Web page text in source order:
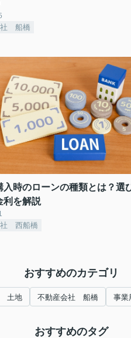
社 船橋
入時のローンの種類とは？選
利を解説
社 西船橋
おすすめのカテゴリ
土地 不動産会社 船橋 事
おすすめのタグ